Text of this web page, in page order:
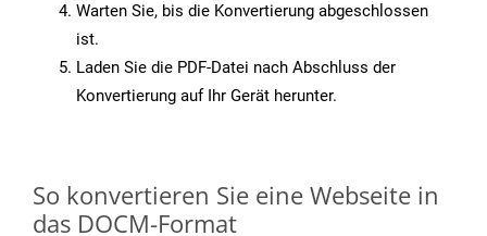
Warten Sie, bis die Konvertierung abgeschlossen
ist.
Laden Sie die PDF-Datei nach Abschluss der
Konvertierung auf Ihr Gerät herunter.
So konvertieren Sie eine Webseite in
das DOCM-Format